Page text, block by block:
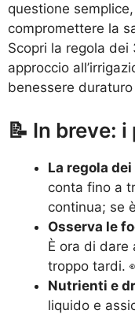
questione
compromettere la
Scopri la regola
approccio
benessere
📝 In breve:
La regola
conta fino a
continua; se
Osserva le
È ora di dare
troppo tardi.
Nutrienti e
liquido e